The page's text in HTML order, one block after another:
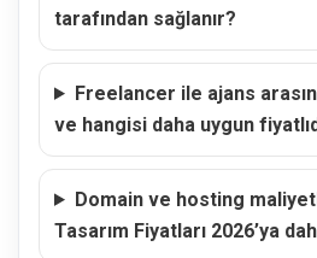
tarafından sağlanır?
Freelancer ile ajans
ve hangisi daha uygun
Domain ve hosting
Tasarım Fiyatları 2026’ya